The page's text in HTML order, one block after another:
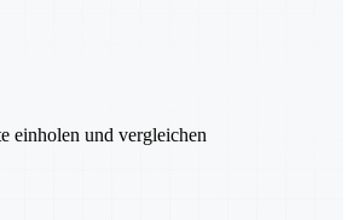
einholen und vergleichen